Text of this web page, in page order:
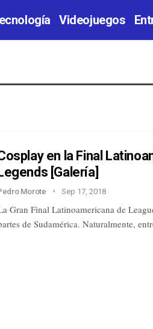
Videojuegos
en la Final
[Galería]
Morote Sep 17, 2018
Gran Final Latinoamericana de
de Sudamérica. Naturalmente,